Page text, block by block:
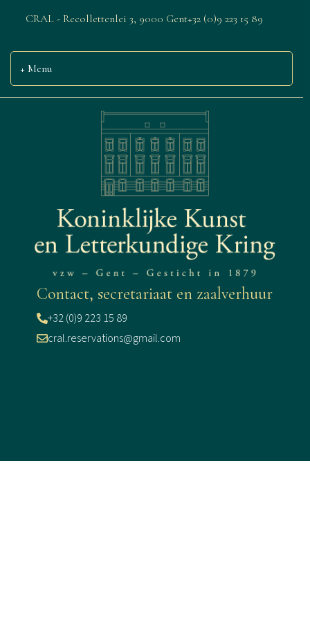
CRAL - Recollettenlei 3, 9000 Gent+32 (0)9 223 15 89
Menu
Contact, secretariaat en zaalverhuur
+32 (0)9 223 15 89
cral.reservations@gmail.com